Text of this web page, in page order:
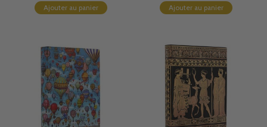
Ajouter au panier Ajouter au panier